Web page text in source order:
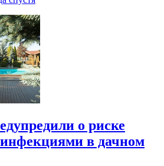
о риске
в дачном